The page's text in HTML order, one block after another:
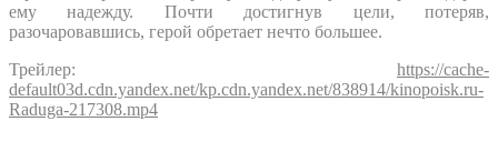
ему надежду. Почти достигнув цели, потеряв,
разочаровавшись, герой обретает нечто большее.
Трейлер: https://cache-
default03d.cdn.yandex.net/kp.cdn.yandex.net/838914/kinopoisk.ru-
Raduga-217308.mp4